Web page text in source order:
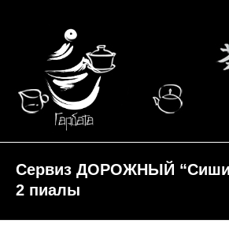
Сервиз ДОРОЖНЫЙ
2 пиалы